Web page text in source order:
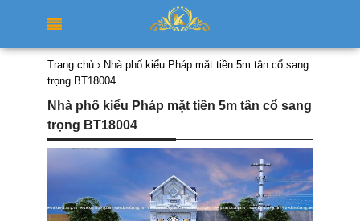
Trang chủ › Nhà phố kiểu Pháp mặt tiền 5m tân cổ sang
trọng BT18004
Nhà phố kiểu Pháp mặt tiền 5m tân cổ sang
trọng BT18004